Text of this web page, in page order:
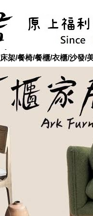
架/餐椅/餐櫃/衣櫃/沙發/